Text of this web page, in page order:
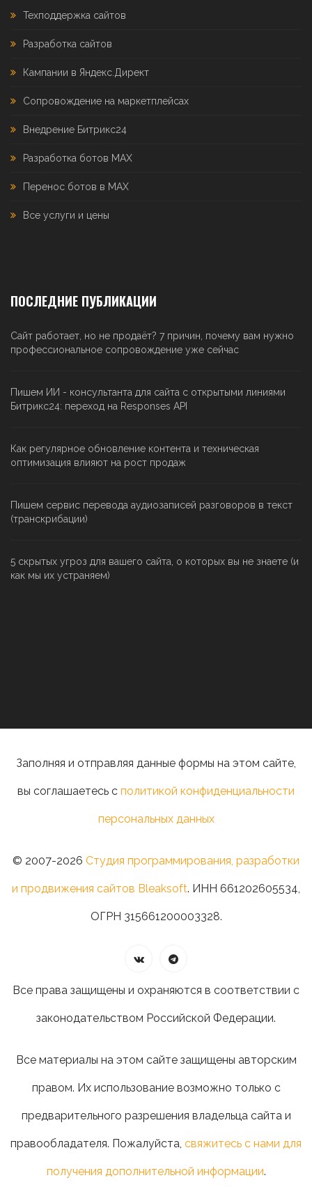
Техподдержка сайтов
Разработка сайтов
Кампании в Яндекс.Директ
Сопровождение на маркетплейсах
Внедрение Битрикс24
Разработка ботов MAX
Перенос ботов в MAX
Все услуги и цены
ПОСЛЕДНИЕ ПУБЛИКАЦИИ
Сайт работает, но не продаёт? 7 причин, почему вам нужно
профессиональное сопровождение уже сейчас
Пишем ИИ - консультанта для сайта с открытыми линиями
Битрикс24: переход на Responses API
Как регулярное обновление контента и техническая
оптимизация влияют на рост продаж
Пишем сервис перевода аудиозаписей разговоров в текст
(транскрибации)
5 скрытых угроз для вашего сайта, о которых вы не знаете (и
как мы их устраняем)
Заполняя и отправляя данные формы на этом сайте,
вы соглашаетесь с политикой конфиденциальности
персональных данных
© 2007-2026 Студия программирования, разработки
и продвижения сайтов Bleaksoft. ИНН 661202605534,
ОГРН 315661200003328.
Все права защищены и охраняются в соответствии с
законодательством Российской Федерации.
Все материалы на этом сайте защищены авторским
правом. Их использование возможно только с
предварительного разрешения владельца сайта и
правообладателя. Пожалуйста, свяжитесь с нами для
получения дополнительной информации.